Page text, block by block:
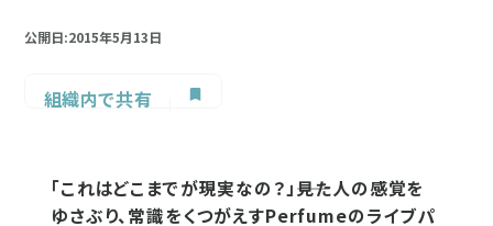
公開日:2015年5月13日
組織内で共有
「これはどこまでが現実なの？」――見た人の感覚を
ゆさぶり、常識をくつがえすPerfumeのライブパ